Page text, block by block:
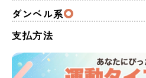
ダンベル系
支払方法